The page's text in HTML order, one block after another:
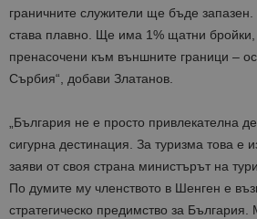
граничните служители ще бъде
става плавно. Ще има 1% щатни
пренасочени към външните граници –
Сърбия“, добави Златанов.
„България не е просто привлекателна
сигурна дестинация. За туризма това е
заяви от своя страна министърът на
По думите му членството в Шенген е
стратегическо предимство за